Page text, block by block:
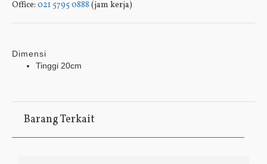
Office: 021 5795 0888 (jam kerja)
Dimensi
Tinggi 20cm
Barang Terkait